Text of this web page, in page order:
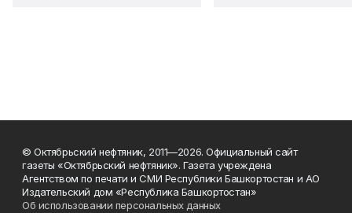
© Октябрьский нефтяник, 2011—2026. Официальный сайт
газеты «Октябрьский нефтяник». Газета учреждена
Агентством по печати и СМИ Республики Башкортостан и АО
Издательский дом «Республика Башкортостан»
Об использовании персональных данных